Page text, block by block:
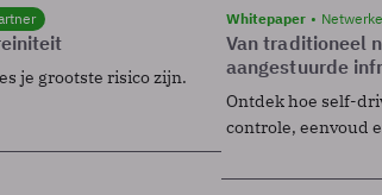
je grootste risico zijn.
Whitepaper
Van traditioneel
aangestuurde
Ontdek hoe self-
controle, eenvoud